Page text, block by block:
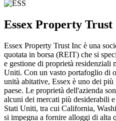
Essex Property Trust
Essex Property Trust Inc è una
quotata in borsa (REIT) che si
e gestione di proprietà
Uniti. Con un vasto portafoglio di
unità abitative, Essex è uno dei
paese. Le proprietà dell'azienda
alcuni dei mercati più desiderabili
Stati Uniti, tra cui California,
si impegna a fornire alloggi di alta